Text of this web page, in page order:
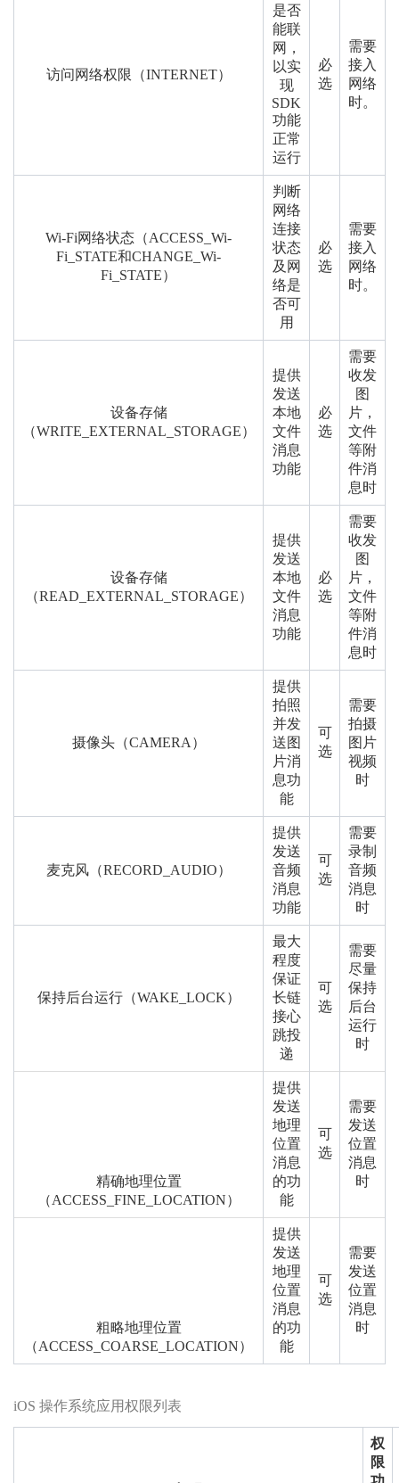
访问网络权限（INTERNET）
是否
能联
网，
以实
现
SDK
功能
正常
运行
必
选
需要
接入
网络
时。
Wi-Fi网络状态（ACCESS_Wi-
Fi_STATE和CHANGE_Wi-
Fi_STATE）
判断
网络
连接
状态
及网
络是
否可
用
必
选
需要
接入
网络
时。
设备存储
（WRITE_EXTERNAL_STORAGE）
提供
发送
本地
文件
消息
功能
必
选
需要
收发
图
片，
文件
等附
件消
息时
设备存储
（READ_EXTERNAL_STORAGE）
提供
发送
本地
文件
消息
功能
必
选
需要
收发
图
片，
文件
等附
件消
息时
摄像头（CAMERA）
提供
拍照
并发
送图
片消
息功
能
可
选
需要
拍摄
图片
视频
时
麦克风（RECORD_AUDIO）
提供
发送
音频
消息
功能
可
选
需要
录制
音频
消息
时
保持后台运行（WAKE_LOCK）
最大
程度
保证
长链
接心
跳投
递
可
选
需要
尽量
保持
后台
运行
时
精确地理位置
（ACCESS_FINE_LOCATION）
提供
发送
地理
位置
消息
的功
能
可
选
需要
发送
位置
消息
时
粗略地理位置
（ACCESS_COARSE_LOCATION）
提供
发送
地理
位置
消息
的功
能
可
选
需要
发送
位置
消息
时
iOS 操作系统应用权限列表
权
限